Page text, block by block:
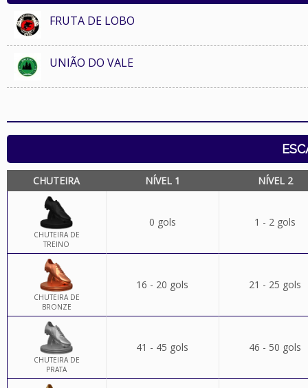
FRUTA DE LOBO
UNIÃO DO VALE
CHUTEIRA NÍVEL 1 NÍVEL 2
CHUTEIRA DE
TREINO
0 gols 1 - 2 gols
CHUTEIRA DE
BRONZE
16 - 20 gols 21 - 25 gols
CHUTEIRA DE
PRATA
41 - 45 gols 46 - 50 gols